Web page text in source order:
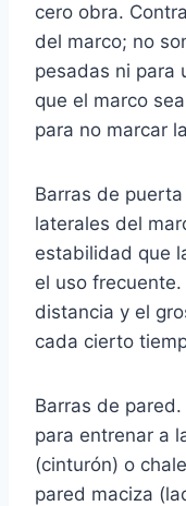
cero obra.
del marco; no
pesadas ni para
que el marco
para no marcar
Barras de
laterales del
estabilidad que
el uso
distancia y el
cada cierto
Barras de
para entrenar a
(cinturón) o
pared maciza